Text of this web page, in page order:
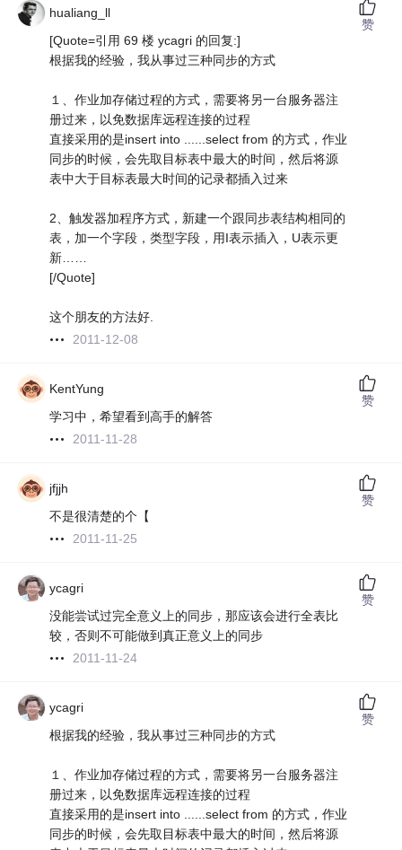
hualiang_ll
[Quote=引用 69 楼 ycagri 的回复:]
根据我的经验，我从事过三种同步的方式
１、作业加存储过程的方式，需要将另一台服务器注
册过来，以免数据库远程连接的过程
直接采用的是insert into ......select from 的方式，作业
同步的时候，会先取目标表中最大的时间，然后将源
表中大于目标表最大时间的记录都插入过来
2、触发器加程序方式，新建一个跟同步表结构相同的
表，加一个字段，类型字段，用I表示插入，U表示更
新……
[/Quote]
这个朋友的方法好.
2011-12-08
赞
KentYung
学习中，希望看到高手的解答
2011-11-28
赞
jfjjh
不是很清楚的个【
2011-11-25
赞
ycagri
没能尝试过完全意义上的同步，那应该会进行全表比
较，否则不可能做到真正意义上的同步
2011-11-24
赞
ycagri
根据我的经验，我从事过三种同步的方式
１、作业加存储过程的方式，需要将另一台服务器注
册过来，以免数据库远程连接的过程
直接采用的是insert into ......select from 的方式，作业
同步的时候，会先取目标表中最大的时间，然后将源
赞